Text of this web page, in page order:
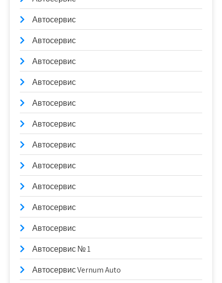
Автосервис
Автосервис
Автосервис
Автосервис
Автосервис
Автосервис
Автосервис
Автосервис
Автосервис
Автосервис
Автосервис
Автосервис № 1
Автосервис Vernum Auto